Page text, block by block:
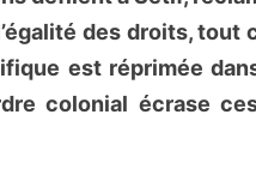
des droits, tout
est réprimée
colonial écrase